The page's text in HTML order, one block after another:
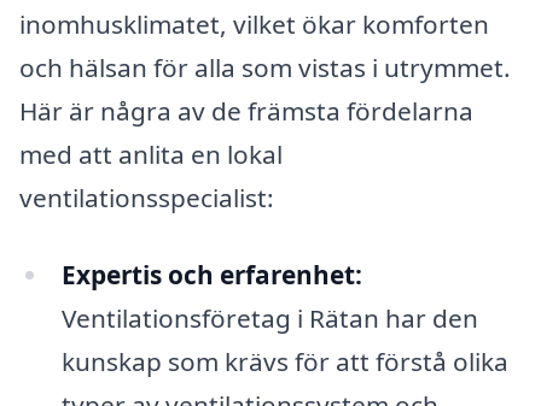
inomhusklimatet, vilket ökar komforten
och hälsan för alla som vistas i utrymmet.
Här är några av de främsta fördelarna
med att anlita en lokal
ventilationsspecialist:
Expertis och erfarenhet:
Ventilationsföretag i Rätan har den
kunskap som krävs för att förstå olika